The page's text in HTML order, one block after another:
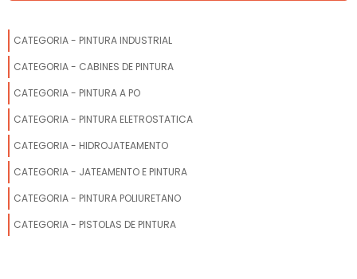
CATEGORIA - PINTURA INDUSTRIAL
CATEGORIA - CABINES DE PINTURA
CATEGORIA - PINTURA A PO
CATEGORIA - PINTURA ELETROSTATICA
CATEGORIA - HIDROJATEAMENTO
CATEGORIA - JATEAMENTO E PINTURA
CATEGORIA - PINTURA POLIURETANO
CATEGORIA - PISTOLAS DE PINTURA